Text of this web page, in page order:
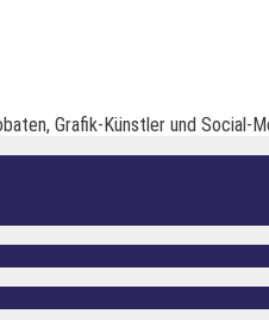
Grafik-Künstler und Social-